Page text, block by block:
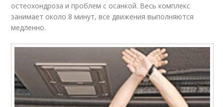
остеохондроза и проблем с осанкой. Весь комплекс
занимает около 8 минут, все движения выполняются
медленно.